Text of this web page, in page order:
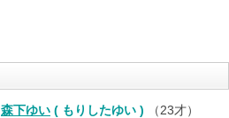
森下ゆい ( もりしたゆい ) （23才）